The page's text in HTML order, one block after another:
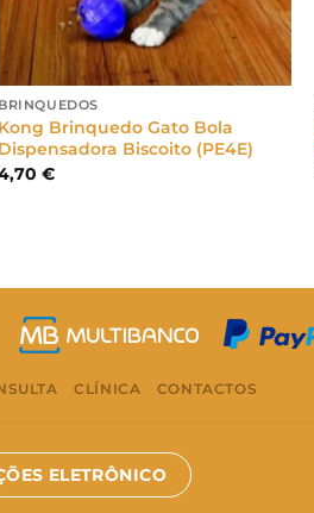
BRINQUEDOS
Kong Brinquedo Gato Bola
Dispensadora Biscoito (PE4E)
€
CLÍNICA CONTACTOS
ELETRÔNICO